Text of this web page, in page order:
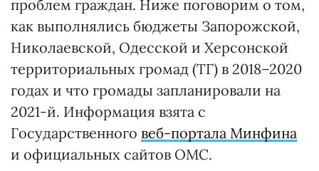
проблем граждан. Ниже поговорим о том,
как выполнялись бюджеты Запорожской,
Николаевской, Одесской и Херсонской
территориальных громад (ТГ) в 2018–2020
годах и что громады запланировали на
2021-й. Информация взята с
Государственного веб-портала Минфина
и официальных сайтов ОМС.